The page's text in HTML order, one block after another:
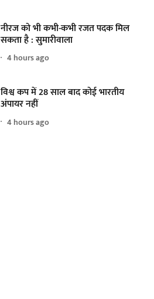
नीरज को भी कभी-कभी रजत पदक मिल
सकता है : सुमारीवाला
4 hours ago
विश्व कप में 28 साल बाद कोई भारतीय
अंपायर नहीं
4 hours ago